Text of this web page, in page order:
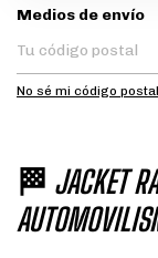
Entregas para el CP:
Medios de envío
No sé mi código postal
🏁 JACKET